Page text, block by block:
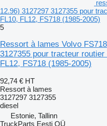
12.96) 3127297 3127355 pour
FL10, FL12, FS718 (1985-2005)
5
Ressort à lames Volvo
3127355 pour tracteur
FL12, FS718 (1985-2005)
92,74 € HT
Ressort à lames
3127297 3127355
diesel
Estonie, Tallinn
TruckParts Eesti OÜ